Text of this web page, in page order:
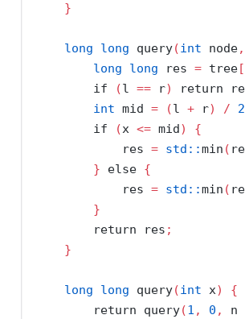
}
long long query(int node,
long
long res = tree[
if
(l == r) return
int mid = (l + r) / 2
if
(x <= mid)
{
            res
= std::min (
}
else {
            res
= std::min (
}
return res ;
}
long long query(int x)
{
return query(1 , 0 , n